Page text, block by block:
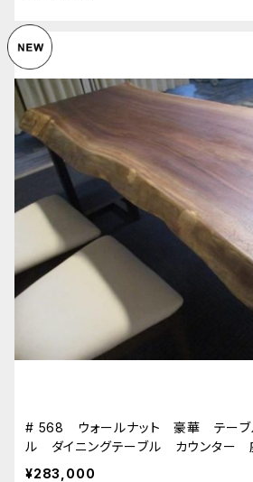
# 568 ウォールナット 豪華 テー
ル ダイニングテーブル カウンタ
一枚板
¥283,000